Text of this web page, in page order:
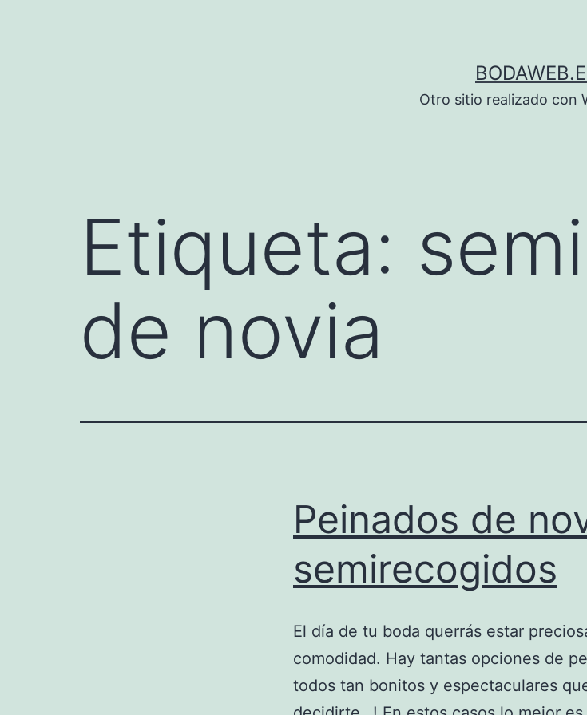
Otro sitio realizado con
Etiqueta:
de novia
Peinados de
semirecogidos
El día de tu boda querrás estar
comodidad. Hay tantas opciones de
todos tan bonitos y espectaculares